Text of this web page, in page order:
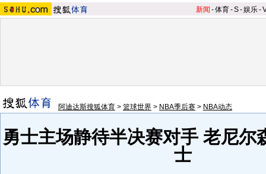
新闻 -体育-S-娱乐-
阿迪达斯搜狐体育 > 篮球世界 > NBA季后赛 > NBA动态
勇士主场静待半决赛对手 老尼尔
士